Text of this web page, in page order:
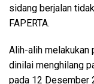
sidang berjalan
FAPERTA.
Alih-alih melakukan
dinilai menghilang
pada 12 Desember